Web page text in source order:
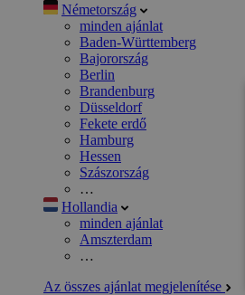
Németország
minden ajánlat
Baden-Württemberg
Bajorország
Berlin
Brandenburg
Düsseldorf
Fekete erdő
Hamburg
Hessen
Szászország
…
Hollandia
minden ajánlat
Amszterdam
…
Az összes ajánlat megjelenítése